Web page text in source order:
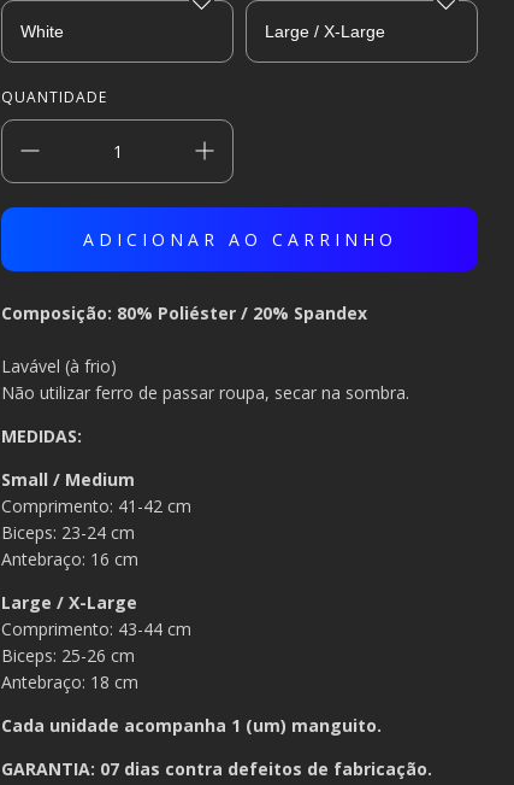
QUANTIDADE
Composição: 80% Poliéster / 20% Spandex
Lavável (à frio)
Não utilizar ferro de passar roupa, secar na sombra.
MEDIDAS:
Small / Medium
Comprimento: 41-42 cm
Biceps: 23-24 cm
Antebraço: 16 cm
Large / X-Large
Comprimento: 43-44 cm
Biceps: 25-26 cm
Antebraço: 18 cm
Cada unidade acompanha 1 (um) manguito.
GARANTIA: 07 dias contra defeitos de fabricação.